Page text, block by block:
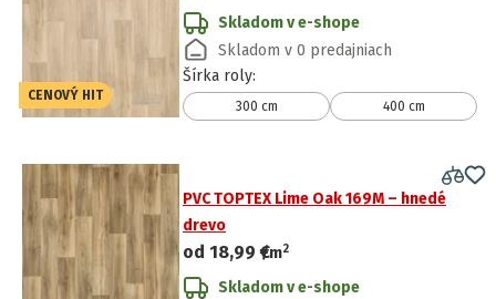
CENOVÝ HIT
Skladom v e-shope
Skladom v 0 predajniach
Šírka roly:
300 cm 400 cm
PVC TOPTEX Lime Oak 169M – hnedé
drevo
od 18,99 €
/m2
Skladom v e-shope